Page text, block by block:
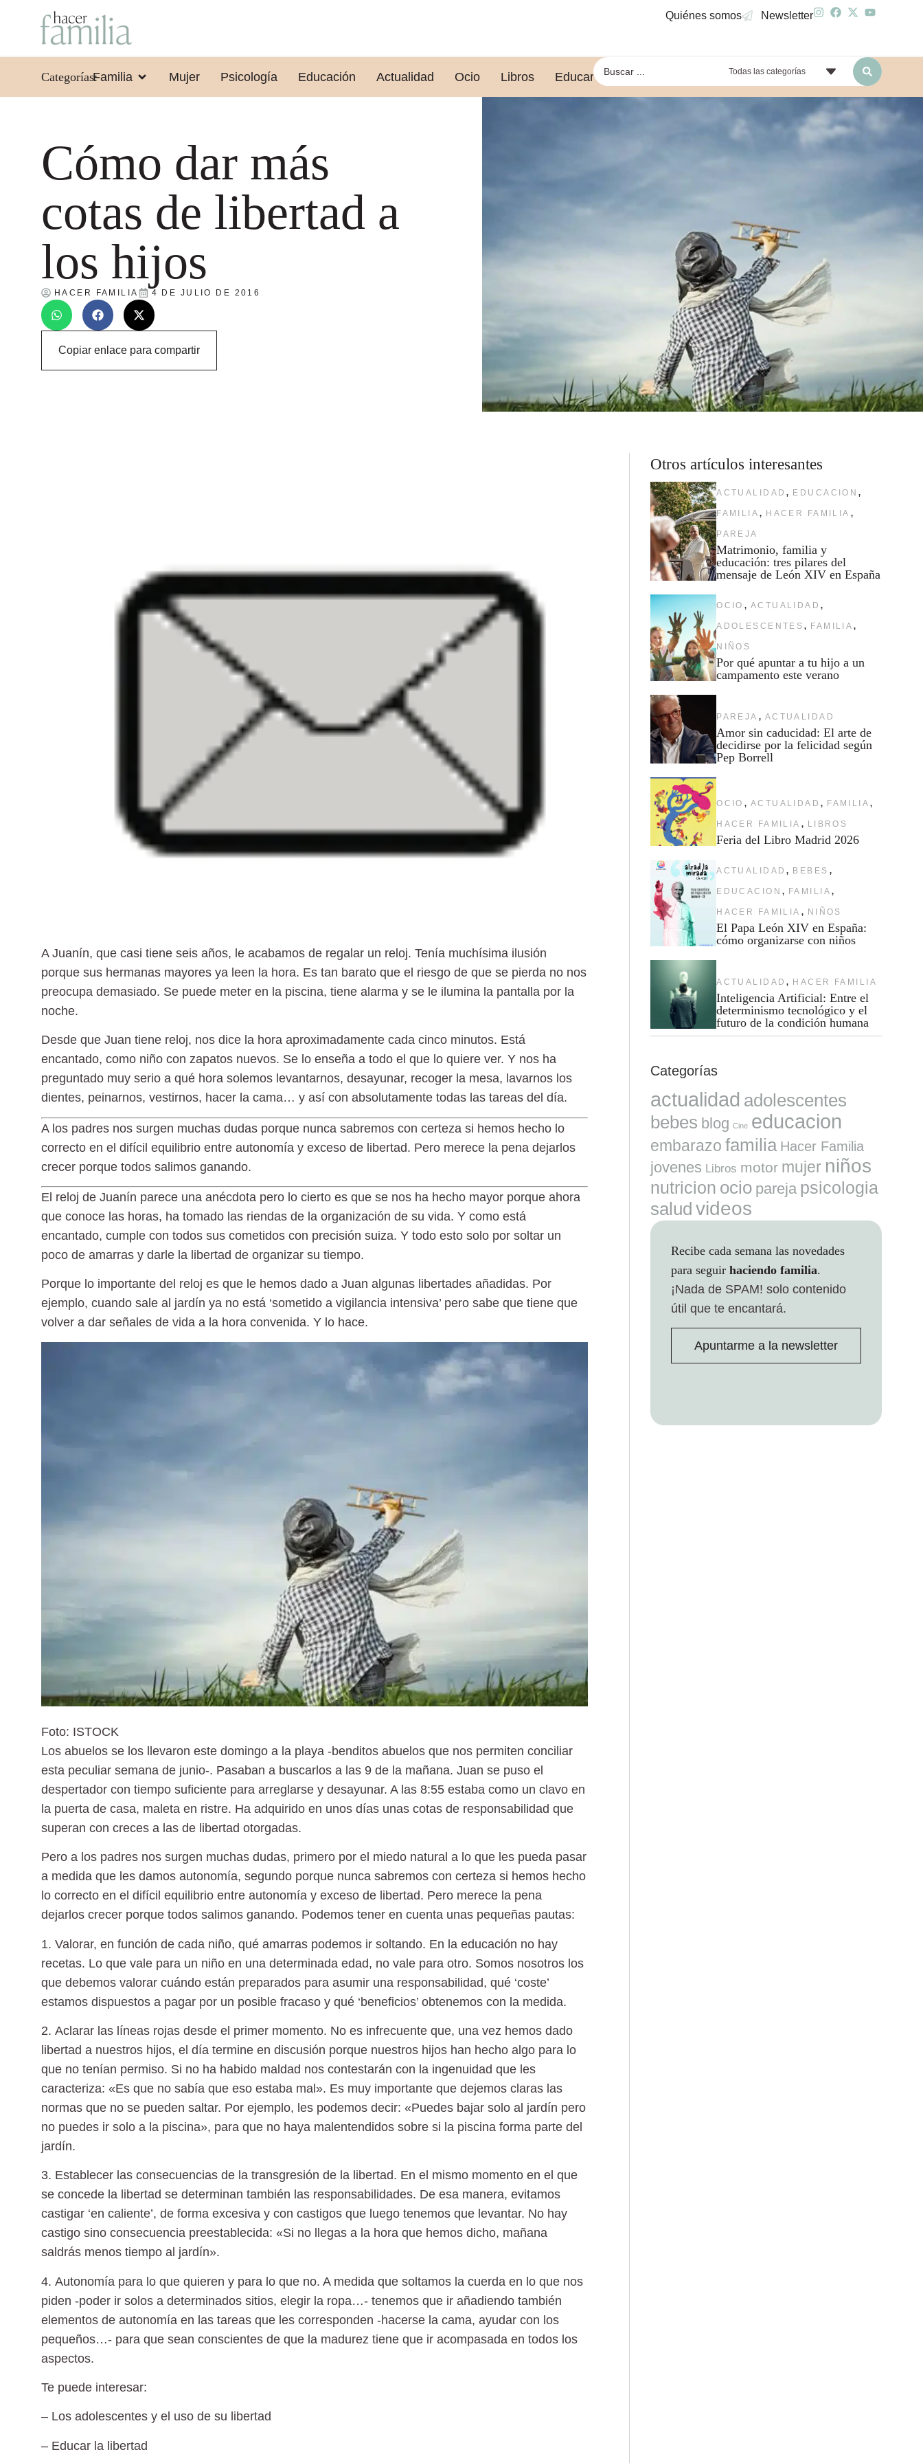
Quiénes somos Newsletter
Categorías:Familia Mujer Psicología Educación Actualidad Ocio Libros Educar leyendo Todas las categorías
Cómo dar más
cotas de libertad a
los hijos
HACER FAMILIA 4 DE JULIO DE 2016
Copiar enlace para compartir
A Juanín, que casi tiene seis años, le acabamos de regalar un reloj. Tenía muchísima ilusión
porque sus hermanas mayores ya leen la hora. Es tan barato que el riesgo de que se pierda no nos
preocupa demasiado. Se puede meter en la piscina, tiene alarma y se le ilumina la pantalla por la
noche.
Desde que Juan tiene reloj, nos dice la hora aproximadamente cada cinco minutos. Está
encantado, como niño con zapatos nuevos. Se lo enseña a todo el que lo quiere ver. Y nos ha
preguntado muy serio a qué hora solemos levantarnos, desayunar, recoger la mesa, lavarnos los
dientes, peinarnos, vestirnos, hacer la cama… y así con absolutamente todas las tareas del día.
A los padres nos surgen muchas dudas porque nunca sabremos con certeza si hemos hecho lo
correcto en el difícil equilibrio entre autonomía y exceso de libertad. Pero merece la pena dejarlos
crecer porque todos salimos ganando.
El reloj de Juanín parece una anécdota pero lo cierto es que se nos ha hecho mayor porque ahora
que conoce las horas, ha tomado las riendas de la organización de su vida. Y como está
encantado, cumple con todos sus cometidos con precisión suiza. Y todo esto solo por soltar un
poco de amarras y darle la libertad de organizar su tiempo.
Porque lo importante del reloj es que le hemos dado a Juan algunas libertades añadidas. Por
ejemplo, cuando sale al jardín ya no está ‘sometido a vigilancia intensiva’ pero sabe que tiene que
volver a dar señales de vida a la hora convenida. Y lo hace.
Foto: ISTOCK
Los abuelos se los llevaron este domingo a la playa -benditos abuelos que nos permiten conciliar
esta peculiar semana de junio-. Pasaban a buscarlos a las 9 de la mañana. Juan se puso el
despertador con tiempo suficiente para arreglarse y desayunar. A las 8:55 estaba como un clavo en
la puerta de casa, maleta en ristre. Ha adquirido en unos días unas cotas de responsabilidad que
superan con creces a las de libertad otorgadas.
Pero a los padres nos surgen muchas dudas, primero por el miedo natural a lo que les pueda pasar
a medida que les damos autonomía, segundo porque nunca sabremos con certeza si hemos hecho
lo correcto en el difícil equilibrio entre autonomía y exceso de libertad. Pero merece la pena
dejarlos crecer porque todos salimos ganando. Podemos tener en cuenta unas pequeñas pautas:
1. Valorar, en función de cada niño, qué amarras podemos ir soltando. En la educación no hay
recetas. Lo que vale para un niño en una determinada edad, no vale para otro. Somos nosotros los
que debemos valorar cuándo están preparados para asumir una responsabilidad, qué ‘coste’
estamos dispuestos a pagar por un posible fracaso y qué ‘beneficios’ obtenemos con la medida.
2. Aclarar las líneas rojas desde el primer momento. No es infrecuente que, una vez hemos dado
libertad a nuestros hijos, el día termine en discusión porque nuestros hijos han hecho algo para lo
que no tenían permiso. Si no ha habido maldad nos contestarán con la ingenuidad que les
caracteriza: «Es que no sabía que eso estaba mal». Es muy importante que dejemos claras las
normas que no se pueden saltar. Por ejemplo, les podemos decir: «Puedes bajar solo al jardín pero
no puedes ir solo a la piscina», para que no haya malentendidos sobre si la piscina forma parte del
jardín.
3. Establecer las consecuencias de la transgresión de la libertad. En el mismo momento en el que
se concede la libertad se determinan también las responsabilidades. De esa manera, evitamos
castigar ‘en caliente’, de forma excesiva y con castigos que luego tenemos que levantar. No hay
castigo sino consecuencia preestablecida: «Si no llegas a la hora que hemos dicho, mañana
saldrás menos tiempo al jardín».
4. Autonomía para lo que quieren y para lo que no. A medida que soltamos la cuerda en lo que nos
piden -poder ir solos a determinados sitios, elegir la ropa…- tenemos que ir añadiendo también
elementos de autonomía en las tareas que les corresponden -hacerse la cama, ayudar con los
pequeños…- para que sean conscientes de que la madurez tiene que ir acompasada en todos los
aspectos.
Te puede interesar:
– Los adolescentes y el uso de su libertad
– Educar la libertad
Otros artículos interesantes
ACTUALIDAD , EDUCACION ,
FAMILIA , HACER FAMILIA ,
PAREJA
Matrimonio, familia y
educación: tres pilares del
mensaje de León XIV en España
OCIO , ACTUALIDAD ,
ADOLESCENTES , FAMILIA ,
NIÑOS
Por qué apuntar a tu hijo a un
campamento este verano
PAREJA , ACTUALIDAD
Amor sin caducidad: El arte de
decidirse por la felicidad según
Pep Borrell
OCIO , ACTUALIDAD , FAMILIA ,
HACER FAMILIA , LIBROS
Feria del Libro Madrid 2026
ACTUALIDAD , BEBES ,
EDUCACION , FAMILIA ,
HACER FAMILIA , NIÑOS
El Papa León XIV en España:
cómo organizarse con niños
ACTUALIDAD , HACER FAMILIA
Inteligencia Artificial: Entre el
determinismo tecnológico y el
futuro de la condición humana
Categorías
actualidad adolescentes
bebes blog Cine educacion
embarazo familia Hacer Familia
jovenes Libros motor mujer niños
nutricion ocio pareja psicologia
salud videos
Recibe cada semana las novedades
para seguir haciendo familia.
¡Nada de SPAM! solo contenido
útil que te encantará.
Apuntarme a la newsletter